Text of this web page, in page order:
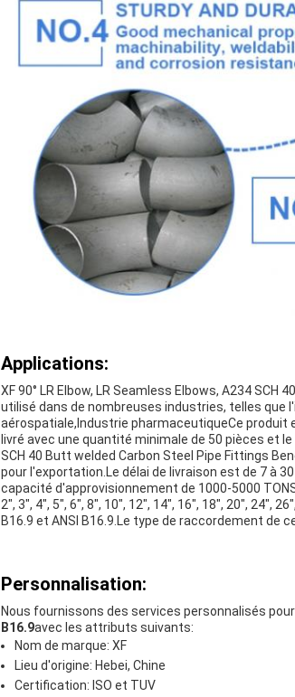
Laisser un message
Nous vous rappellerons
Applications:
XF 90° LR Elbow, LR Seamless Elbows, A234
utilisé dans de nombreuses industries, telles
aérospatiale,Industrie pharmaceutiqueCe produit
livré avec une quantité minimale de 50 pièces et le
SCH 40 Butt welded Carbon Steel Pipe Fittings
pour l'exportation.Le délai de livraison est de 7 à
capacité d'approvisionnement de 1000-5000
2", 3", 4", 5", 6", 8", 10", 12", 14", 16", 18", 20", 24",
B16.9 et ANSI B16.9.Le type de raccordement de
Personnalisation:
Nous fournissons des services personnalisés pour
B16.9avec les attributs suivants:
Nom de marque: XF
Lieu d'origine: Hebei, Chine
Certification: ISO et TUV